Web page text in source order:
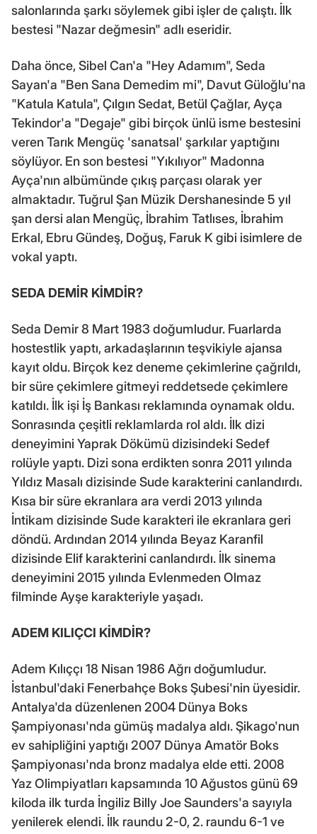
salonlarında şarkı söylemek gibi işler de çalıştı. İlk
bestesi "Nazar değmesin" adlı eseridir.
Daha önce, Sibel Can'a "Hey Adamım", Seda
Sayan'a "Ben Sana Demedim mi", Davut Güloğlu'na
"Katula Katula", Çılgın Sedat, Betül Çağlar, Ayça
Tekindor'a "Degaje" gibi birçok ünlü isme bestesini
veren Tarık Mengüç 'sanatsal' şarkılar yaptığını
söylüyor. En son bestesi "Yıkılıyor" Madonna
Ayça'nın albümünde çıkış parçası olarak yer
almaktadır. Tuğrul Şan Müzik Dershanesinde 5 yıl
şan dersi alan Mengüç, İbrahim Tatlıses, İbrahim
Erkal, Ebru Gündeş, Doğuş, Faruk K gibi isimlere de
vokal yaptı.
SEDA DEMİR KİMDİR?
Seda Demir 8 Mart 1983 doğumludur. Fuarlarda
hostestlik yaptı, arkadaşlarının teşvikiyle ajansa
kayıt oldu. Birçok kez deneme çekimlerine çağrıldı,
bir süre çekimlere gitmeyi reddetsede çekimlere
katıldı. İlk işi İş Bankası reklamında oynamak oldu.
Sonrasında çeşitli reklamlarda rol aldı. İlk dizi
deneyimini Yaprak Dökümü dizisindeki Sedef
rolüyle yaptı. Dizi sona erdikten sonra 2011 yılında
Yıldız Masalı dizisinde Sude karakterini canlandırdı.
Kısa bir süre ekranlara ara verdi 2013 yılında
İntikam dizisinde Sude karakteri ile ekranlara geri
döndü. Ardından 2014 yılında Beyaz Karanfil
dizisinde Elif karakterini canlandırdı. İlk sinema
deneyimini 2015 yılında Evlenmeden Olmaz
filminde Ayşe karakteriyle yaşadı.
ADEM KILIÇCI KİMDİR?
Adem Kılıççı 18 Nisan 1986 Ağrı doğumludur.
İstanbul'daki Fenerbahçe Boks Şubesi'nin üyesidir.
Antalya'da düzenlenen 2004 Dünya Boks
Şampiyonası'nda gümüş madalya aldı. Şikago'nun
ev sahipliğini yaptığı 2007 Dünya Amatör Boks
Şampiyonası'nda bronz madalya elde etti. 2008
Yaz Olimpiyatları kapsamında 10 Ağustos günü 69
kiloda ilk turda İngiliz Billy Joe Saunders'a sayıyla
yenilerek elendi. İlk raundu 2-0, 2. raundu 6-1 ve